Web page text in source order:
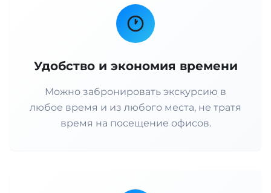
Удобство и экономия времени
Можно забронировать экскурсию в
любое время и из любого места, не тратя
время на посещение офисов.